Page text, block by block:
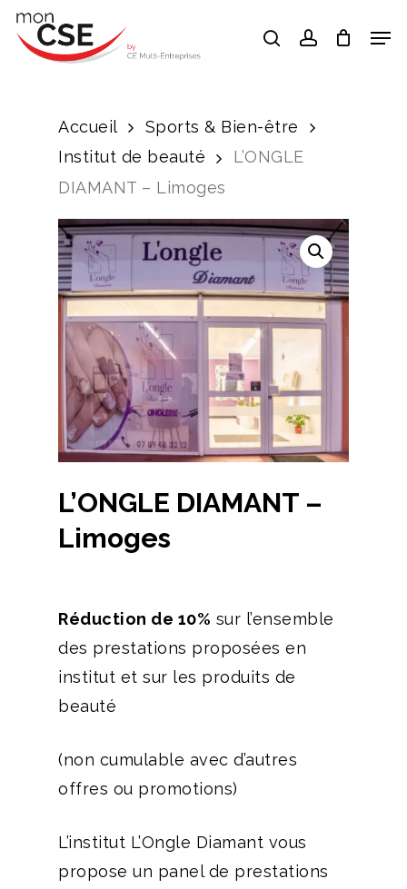
Skip
searchaccount
Accueil
Sports & Bien-être
Institut de beauté
L’ONGLE
DIAMANT – Limoges
L’ONGLE DIAMANT –
Limoges
Réduction de 10% sur l’ensemble
des prestations proposées en
institut et sur les produits de
beauté
(non cumulable avec d’autres
offres ou promotions)
L’institut L’Ongle Diamant vous
propose un panel de prestations